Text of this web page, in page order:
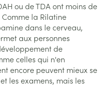
ou de TDA ont moins de
la Rilatine
dans le cerveau,
aux personnes
de
celles qui n'en
encore peuvent mieux se
les examens, mais les